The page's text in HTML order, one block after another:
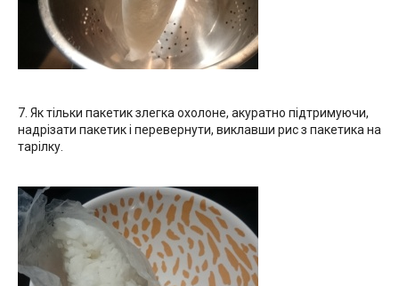
7. Як тільки пакетик злегка охолоне, акуратно підтримуючи,
надрізати пакетик і перевернути, виклавши рис з пакетика на
тарілку.